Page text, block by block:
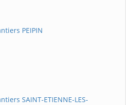
PEIPIN
SAINT-ETIENNE-LES-